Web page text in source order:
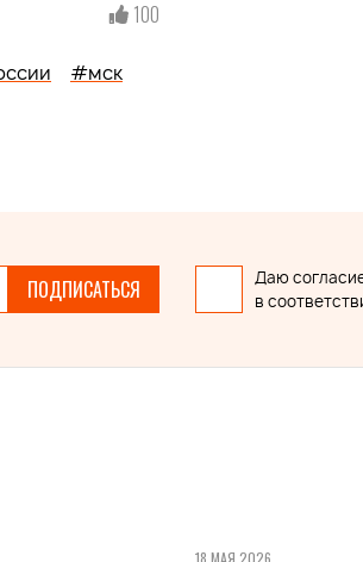
100
#мск
ПОДПИСАТЬСЯ Даю
в
18 МАЯ 2026